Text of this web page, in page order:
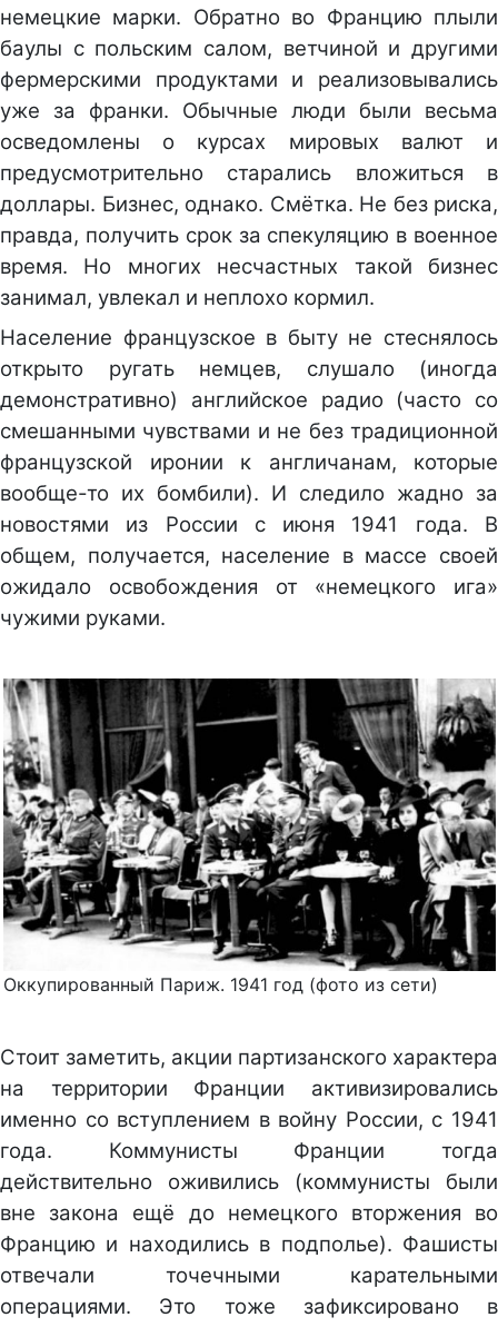
немецкие марки. Обратно во Францию плыли
баулы с польским салом, ветчиной и другими
фермерскими продуктами и реализовывались
уже за франки. Обычные люди были весьма
осведомлены о курсах мировых валют и
предусмотрительно старались вложиться в
доллары. Бизнес, однако. Смётка. Не без риска,
правда, получить срок за спекуляцию в военное
время. Но многих несчастных такой бизнес
занимал, увлекал и неплохо кормил.
Население французское в быту не стеснялось
открыто ругать немцев, слушало (иногда
демонстративно) английское радио (часто со
смешанными чувствами и не без традиционной
французской иронии к англичанам, которые
вообще-то их бомбили). И следило жадно за
новостями из России с июня 1941 года. В
общем, получается, население в массе своей
ожидало освобождения от «немецкого ига»
чужими руками.
Оккупированный Париж. 1941 год (фото из сети)
Стоит заметить, акции партизанского характера
на территории Франции активизировались
именно со вступлением в войну России, с 1941
года. Коммунисты Франции тогда
действительно оживились (коммунисты были
вне закона ещё до немецкого вторжения во
Францию и находились в подполье). Фашисты
отвечали точечными карательными
операциями. Это тоже зафиксировано в